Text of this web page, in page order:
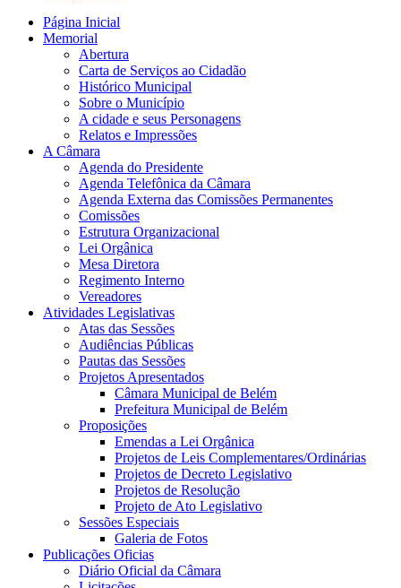
Página Inicial
Memorial
Abertura
Carta de Serviços ao Cidadão
Histórico Municipal
Sobre o Município
A cidade e seus Personagens
Relatos e Impressões
A Câmara
Agenda do Presidente
Agenda Telefônica da Câmara
Agenda Externa das Comissões Permanentes
Comissões
Estrutura Organizacional
Lei Orgânica
Mesa Diretora
Regimento Interno
Vereadores
Atividades Legislativas
Atas das Sessões
Audiências Públicas
Pautas das Sessões
Projetos Apresentados
Câmara Municipal de Belém
Prefeitura Municipal de Belém
Proposições
Emendas a Lei Orgânica
Projetos de Leis Complementares/Ordinárias
Projetos de Decreto Legislativo
Projetos de Resolução
Projeto de Ato Legislativo
Sessões Especiais
Galeria de Fotos
Publicações Oficias
Diário Oficial da Câmara